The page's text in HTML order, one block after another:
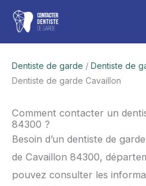
Aller
contenu
Dentiste de garde / Dentiste de
Dentiste de garde Cavaillon
Comment contacter un
84300 ?
Besoin d’un dentiste de
de Cavaillon 84300,
pouvez consulter les